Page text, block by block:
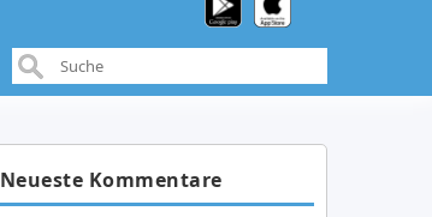
Neueste Kommentare